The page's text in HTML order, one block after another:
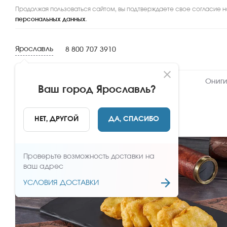
Продолжая пользоваться сайтом, вы подтверждаете свое согласие
персональных данных.
Ярославль
Ваш город Ярославль?
НЕТ, ДРУГОЙ ДА, СПАСИБО
Проверьте возможность доставки на
ваш адрес
УСЛОВИЯ ДОСТАВКИ
8 800 707 3910
НАЗАД